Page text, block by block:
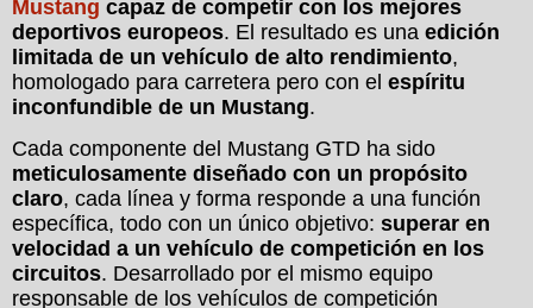
Mustang capaz de competir con los mejores
deportivos europeos. El resultado es una edición
limitada de un vehículo de alto rendimiento,
homologado para carretera pero con el espíritu
inconfundible de un Mustang.
Cada componente del Mustang GTD ha sido
meticulosamente diseñado con un propósito
claro, cada línea y forma responde a una función
específica, todo con un único objetivo: superar en
velocidad a un vehículo de competición en los
circuitos. Desarrollado por el mismo equipo
responsable de los vehículos de competición